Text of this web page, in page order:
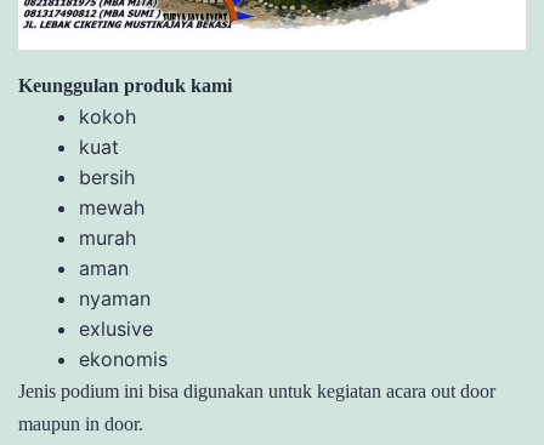
Keunggulan produk kami
kokoh
kuat
bersih
mewah
murah
aman
nyaman
exlusive
ekonomis
Jenis podium ini bisa digunakan untuk kegiatan acara out door
maupun in door.